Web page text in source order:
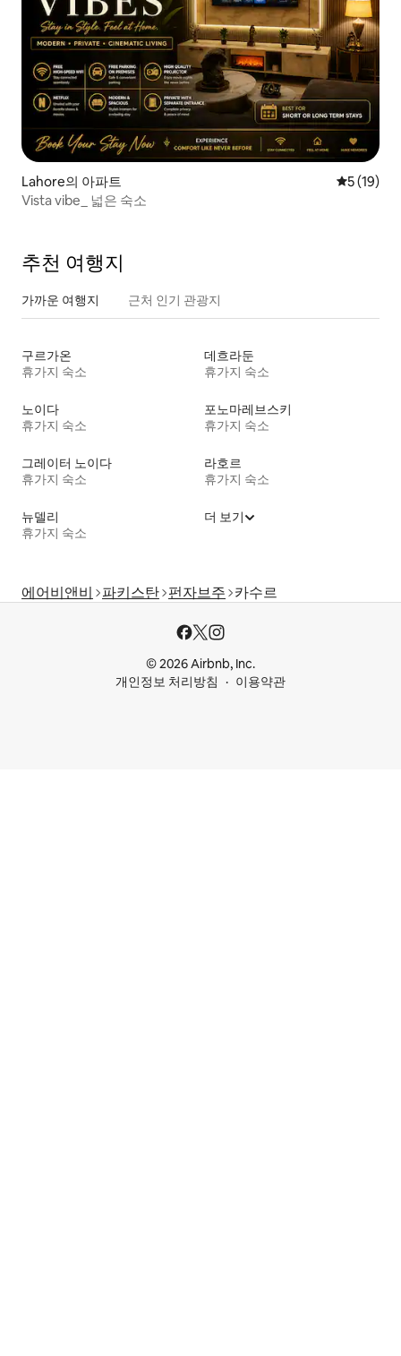
Lahore의 아파트 평점 5점
5 (19)
Vista vibe_ 넓은 숙소
추천 여행지
가까운 여행지 근처 인기 관광지
구르가온
휴가지 숙소
데흐라둔
휴가지 숙소
노이다
휴가지 숙소
포노마레브스키
휴가지 숙소
그레이터 노이다
휴가지 숙소
라호르
휴가지 숙소
뉴델리
휴가지 숙소
더 보기
에어비앤비 파키스탄 펀자브주 카수르
© 2026 Airbnb, Inc.
개인정보 처리방침
이용약관